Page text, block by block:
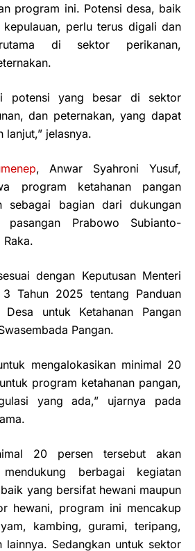
program ini. Potensi desa, baik
perlu terus digali dan
di sektor perikanan,
potensi yang besar di sektor
dan peternakan, yang dapat
lanjut,” jelasnya.
, Anwar Syahroni Yusuf,
program ketahanan pangan
sebagai bagian dari dukungan
Prabowo Subianto-
Raka.
dengan Keputusan Menteri
Tahun 2025 tentang Panduan
Desa untuk Ketahanan Pangan
Pangan.
mengalokasikan minimal 20
program ketahanan pangan,
yang ada,” ujarnya pada
20 persen tersebut akan
berbagai kegiatan
yang bersifat hewani maupun
hewani, program ini mencakup
kambing, gurami, teripang,
lainnya. Sedangkan untuk sektor